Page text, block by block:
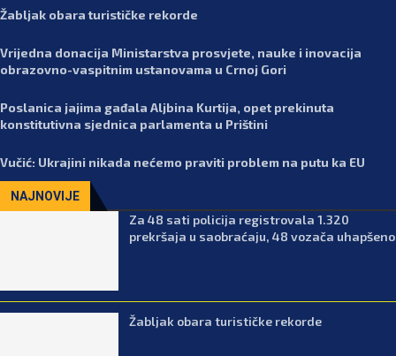
Žabljak obara turističke rekorde
Vrijedna donacija Ministarstva prosvjete, nauke i inovacija
obrazovno-vaspitnim ustanovama u Crnoj Gori
Poslanica jajima gađala Aljbina Kurtija, opet prekinuta
konstitutivna sjednica parlamenta u Prištini
Vučić: Ukrajini nikada nećemo praviti problem na putu ka EU
NAJNOVIJE
Za 48 sati policija registrovala 1.320
prekršaja u saobraćaju, 48 vozača uhapšeno
Žabljak obara turističke rekorde